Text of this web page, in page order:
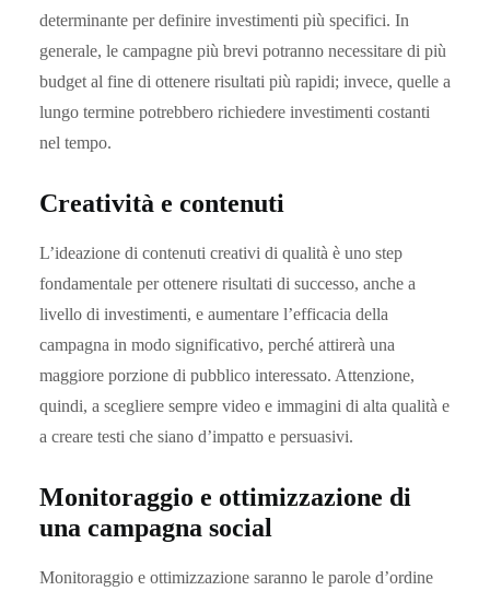
determinante per definire investimenti più specifici. In
generale, le campagne più brevi potranno necessitare di più
budget al fine di ottenere risultati più rapidi; invece, quelle a
lungo termine potrebbero richiedere investimenti costanti
nel tempo.
Creatività e contenuti
L’ideazione di contenuti creativi di qualità è uno step
fondamentale per ottenere risultati di successo, anche a
livello di investimenti, e aumentare l’efficacia della
campagna in modo significativo, perché attirerà una
maggiore porzione di pubblico interessato. Attenzione,
quindi, a scegliere sempre video e immagini di alta qualità e
a creare testi che siano d’impatto e persuasivi.
Monitoraggio e ottimizzazione di
una campagna social
Monitoraggio e ottimizzazione saranno le parole d’ordine